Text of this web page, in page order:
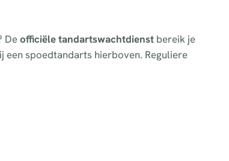
Deofficiële tandartswachtdienst bereik je
spoedtandarts hierboven. Reguliere